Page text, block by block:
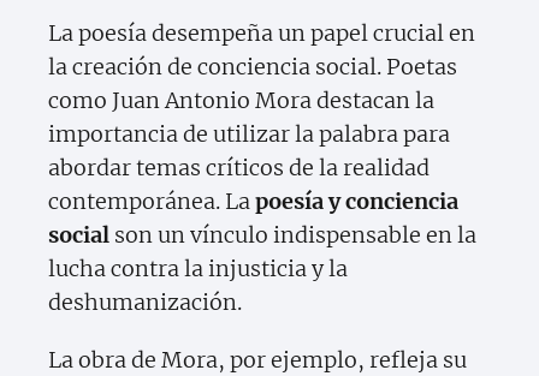
La poesía desempeña un papel crucial en
la creación de conciencia social. Poetas
como Juan Antonio Mora destacan la
importancia de utilizar la palabra para
abordar temas críticos de la realidad
contemporánea. Lapoesía y conciencia
social son un vínculo indispensable en la
lucha contra la injusticia y la
deshumanización.
La obra de Mora, por ejemplo, refleja su